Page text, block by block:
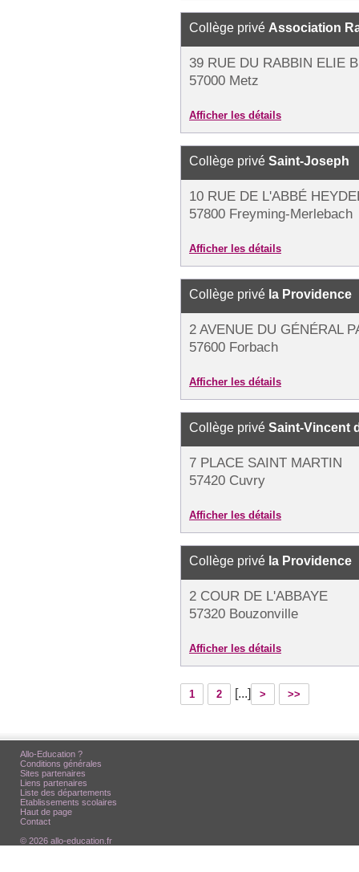
Collège privé Association
39 RUE DU RABBIN ELIE
57000 Metz
Afficher les détails
Collège privé Saint-Joseph
10 RUE DE L'ABBÉ
57800 Freyming-Merlebach
Afficher les détails
Collège privé la Providence
2 AVENUE DU GÉNÉRAL
57600 Forbach
Afficher les détails
Collège privé Saint-Vincent
7 PLACE SAINT MARTIN
57420 Cuvry
Afficher les détails
Collège privé la Providence
2 COUR DE L'ABBAYE
57320 Bouzonville
Afficher les détails
1 2 [...] > >>
Allo-Education ?
Conditions générales
Sites partenaires
Liens partenaires
Liste des départements
Etablissements scolaires
Haut de page
Contact
© 2026 allo-education.fr